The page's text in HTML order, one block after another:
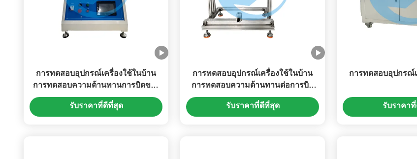
การทดสอบอุปกรณ์เครื่องใช้ในบ้าน
การทดสอบความต้านทานการบิดของ
หลอดบรรทุกกระแสไฟฟ้า
รับราคาที่ดีที่สุด
การทดสอบอุปกรณ์เครื่องใช้ในบ้าน
การทดสอบความต้านทานต่อการบิด
ของหลอดบรรทุก
รับราคาที่ดีที่สุด
การทดสอบอุปกรณ์
รับราคา